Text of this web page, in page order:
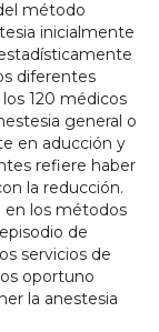
método
inicialmente
diferentes
120 médicos
general o
en aducción y
refiere haber
la reducción.
en los métodos
de
servicios de
oportuno
la anestesia